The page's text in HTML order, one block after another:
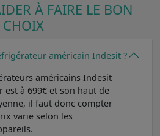
À FAIRE LE BON
CHOIX
américain Indesit ?
américains Indesit
est à 699€ et son haut de
il faut donc compter
varie selon les